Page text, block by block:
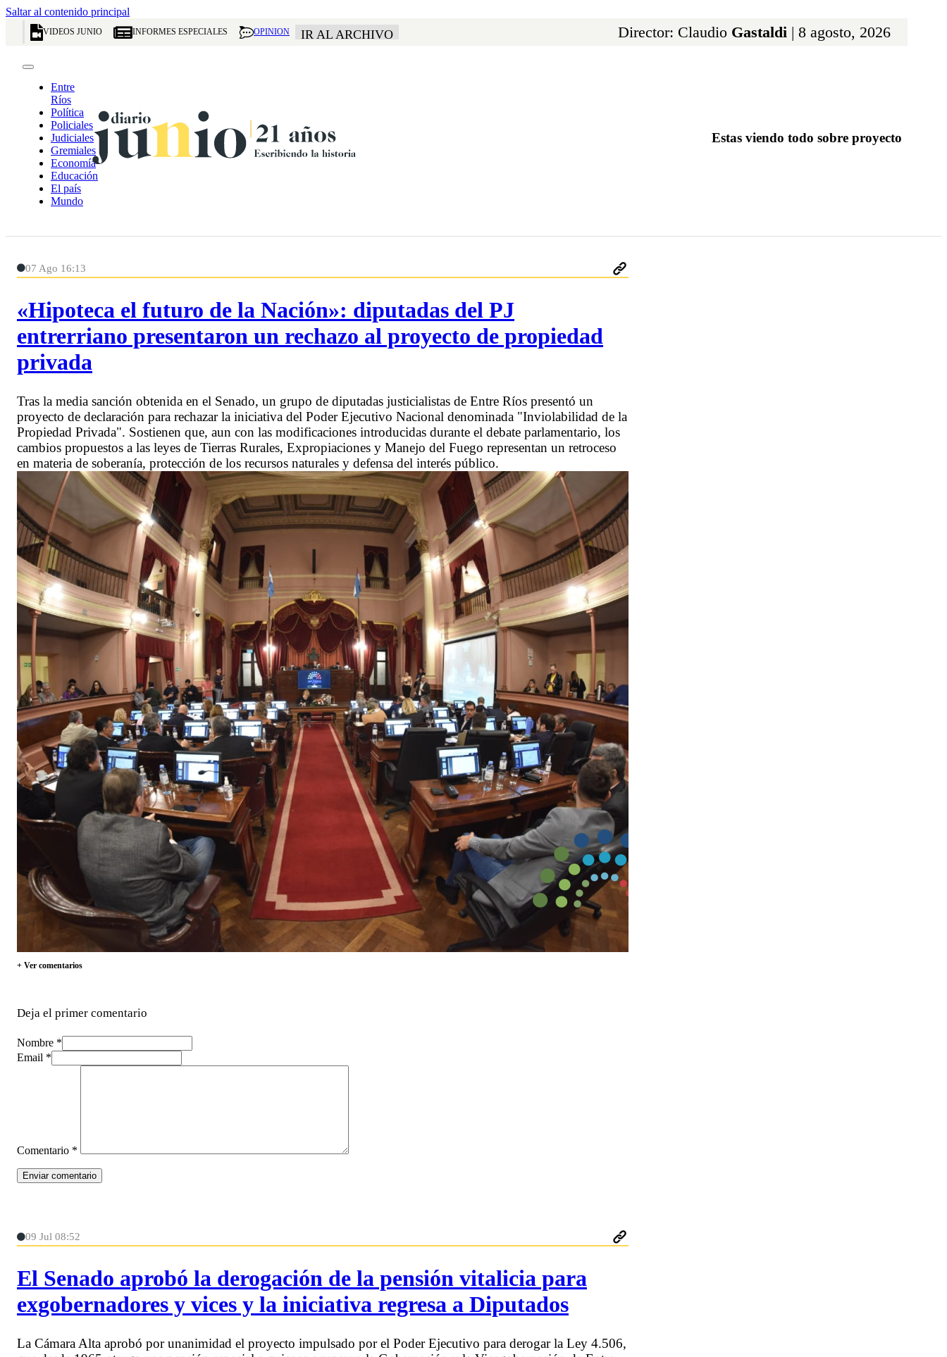
Saltar al contenido principal
VIDEOS JUNIO INFORMES ESPECIALES OPINION IR AL ARCHIVO Director: Claudio Gastaldi | 8 agosto, 2026
Entre
Ríos
Política
Policiales
Judiciales
Gremiales
Economía
Educación
El país
Mundo
Estas viendo todo sobre proyecto
07 Ago 16:13
«Hipoteca el futuro de la Nación»: diputadas del PJ
entrerriano presentaron un rechazo al proyecto de propiedad
privada
Tras la media sanción obtenida en el Senado, un grupo de diputadas justicialistas de Entre Ríos presentó un
proyecto de declaración para rechazar la iniciativa del Poder Ejecutivo Nacional denominada "Inviolabilidad de la
Propiedad Privada". Sostienen que, aun con las modificaciones introducidas durante el debate parlamentario, los
cambios propuestos a las leyes de Tierras Rurales, Expropiaciones y Manejo del Fuego representan un retroceso
en materia de soberanía, protección de los recursos naturales y defensa del interés público.
+ Ver comentarios
Deja el primer comentario
Nombre *
Email *
Comentario *
09 Jul 08:52
El Senado aprobó la derogación de la pensión vitalicia para
exgobernadores y vices y la iniciativa regresa a Diputados
La Cámara Alta aprobó por unanimidad el proyecto impulsado por el Poder Ejecutivo para derogar la Ley 4.506,